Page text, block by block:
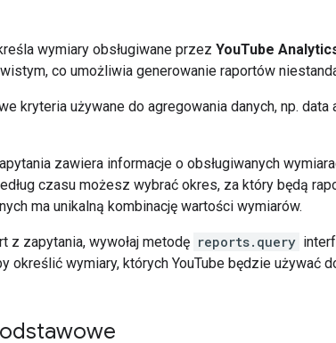
wymiary obsługiwane przez YouTube
co umożliwia generowanie raportów
kryteria używane do agregowania danych, np.
zawiera informacje o obsługiwanych
czasu możesz wybrać okres, za który będą
ma unikalną kombinację wartości wymiarów.
z zapytania, wywołaj metodę reports.query
określić wymiary, których YouTube będzie używać